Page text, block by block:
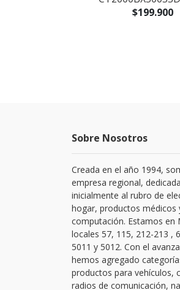
$199.900
Sobre Nosotros
Creada en el año 1994,
empresa regional, dedicada
inicialmente al rubro de
hogar, productos médicos
computación. Estamos en
locales 57, 115, 212-213 ,
5011 y 5012. Con el
hemos agregado
productos para vehículos,
radios de comunicación,